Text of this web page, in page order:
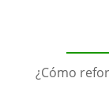
¿Cómo